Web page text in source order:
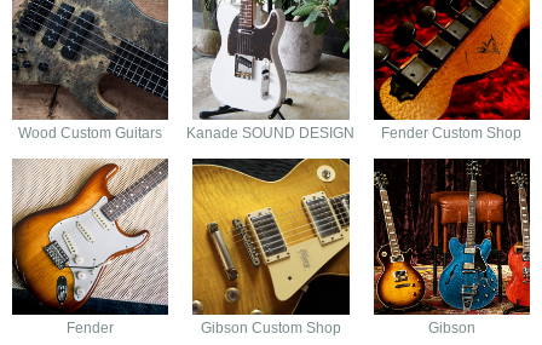
Wood Custom Guitars Kanade SOUND DESIGN Fender Custom Shop
Fender Gibson Custom Shop Gibson